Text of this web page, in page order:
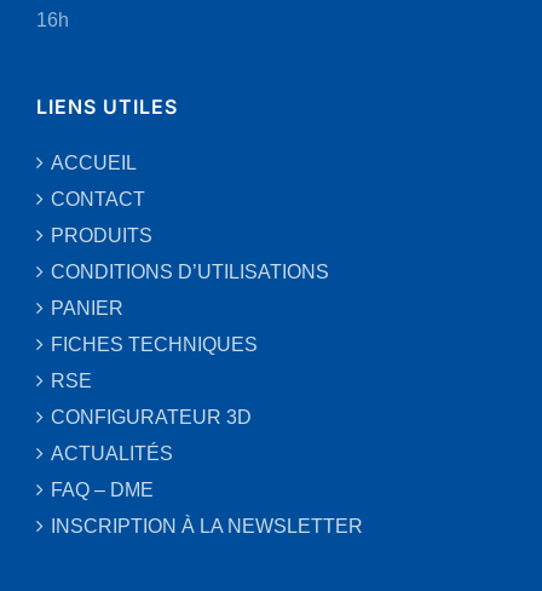
16h
LIENS UTILES
ACCUEIL
CONTACT
PRODUITS
CONDITIONS D’UTILISATIONS
PANIER
FICHES TECHNIQUES
RSE
CONFIGURATEUR 3D
ACTUALITÉS
FAQ – DME
INSCRIPTION À LA NEWSLETTER